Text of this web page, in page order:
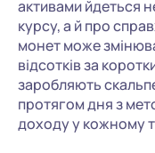
активами йдеться
курсу, а й про
монет може
відсотків за
заробляють
протягом дня з
доходу у кожному